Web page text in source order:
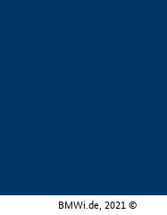
BMWi.de, 2021 ©